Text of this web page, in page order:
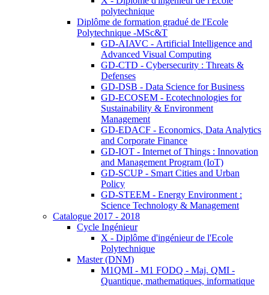
polytechnique
Diplôme de formation gradué de l'Ecole
Polytechnique -MSc&T
GD-AIAVC - Artificial Intelligence and
Advanced Visual Computing
GD-CTD - Cybersecurity : Threats &
Defenses
GD-DSB - Data Science for Business
GD-ECOSEM - Ecotechnologies for
Sustainability & Environment
Management
GD-EDACF - Economics, Data Analytics
and Corporate Finance
GD-IOT - Internet of Things : Innovation
and Management Program (IoT)
GD-SCUP - Smart Cities and Urban
Policy
GD-STEEM - Energy Environment :
Science Technology & Management
Catalogue 2017 - 2018
Cycle Ingénieur
X - Diplôme d'ingénieur de l'Ecole
Polytechnique
Master (DNM)
M1QMI - M1 FODQ - Maj. QMI -
Quantique, mathematiques, informatique